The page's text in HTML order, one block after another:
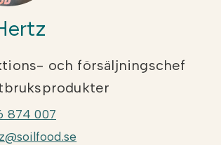
och försäljningschef
874 007